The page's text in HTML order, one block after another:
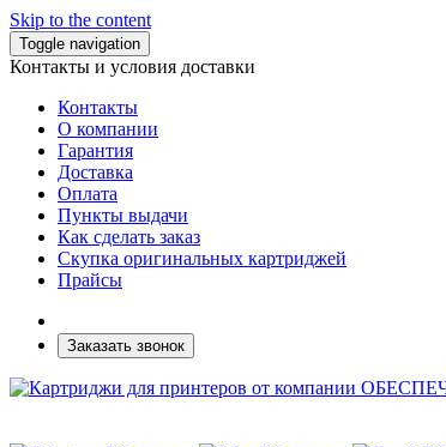
Skip to the content
Toggle navigation
Контакты и условия доставки
Контакты
О компании
Гарантия
Доставка
Оплата
Пункты выдачи
Как сделать заказ
Скупка оригинальных картриджей
Прайсы
Заказать звонок